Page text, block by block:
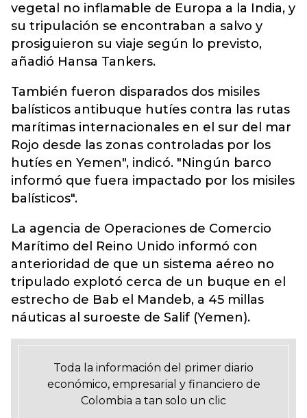
vegetal no inflamable de Europa a la India, y
su tripulación se encontraban a salvo y
prosiguieron su viaje según lo previsto,
añadió Hansa Tankers.
También fueron disparados dos misiles
balísticos antibuque hutíes contra las rutas
marítimas internacionales en el sur del mar
Rojo desde las zonas controladas por los
hutíes en Yemen", indicó. "Ningún barco
informó que fuera impactado por los misiles
balísticos".
La agencia de Operaciones de Comercio
Marítimo del Reino Unido informó con
anterioridad de que un sistema aéreo no
tripulado explotó cerca de un buque en el
estrecho de Bab el Mandeb, a 45 millas
náuticas al suroeste de Salif (Yemen).
Toda la información del primer diario
económico, empresarial y financiero de
Colombia a tan solo un clic